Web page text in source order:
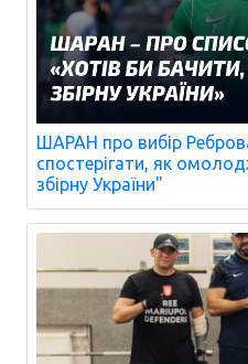
ШАРАН про вибір
спостерігати, як
збірну України"